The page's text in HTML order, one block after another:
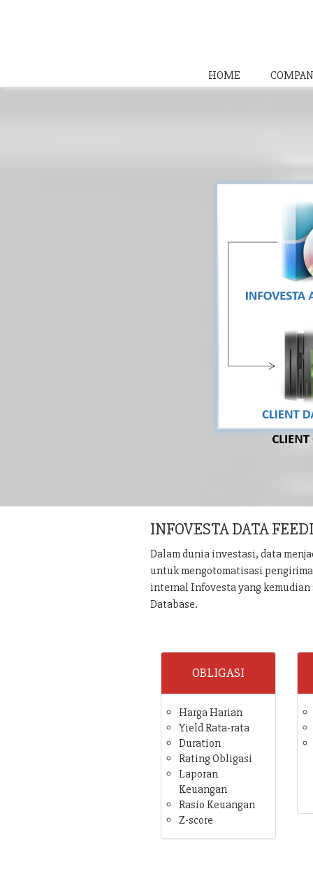
HOME
INFOVESTA DATA
Dalam dunia investasi, data
untuk mengotomatisasi
internal Infovesta yang
Database.
OBLIGASI
Harga Harian
Yield Rata-rata
Duration
Rating Obligasi
Laporan
Keuangan
Rasio Keuangan
Z-score